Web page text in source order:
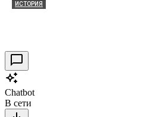
ИСТОРИЯ
Chatbot
В сети